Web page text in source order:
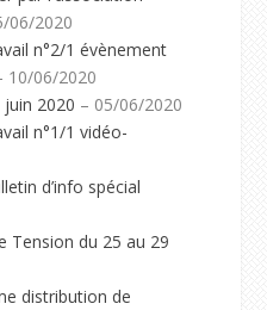
06/2020
n°2/1 évènement
10/06/2020
2020 – 05/06/2020
n°1/1 vidéo-
d’info spécial
Tension du 25 au 29
distribution de